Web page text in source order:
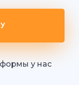
у нас